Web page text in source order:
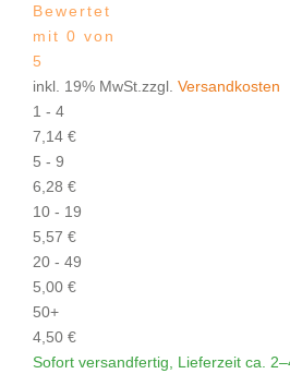
Bewertet
mit 0 von
5
inkl. 19% MwSt.zzgl. Versandkosten
1 - 4
7,14 €
5 - 9
6,28 €
10 - 19
5,57 €
20 - 49
5,00 €
50+
4,50 €
Sofort versandfertig, Lieferzeit ca.